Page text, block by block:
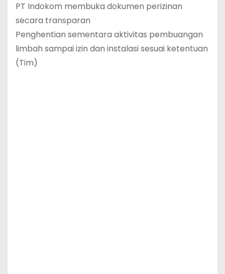
PT Indokom membuka dokumen perizinan
secara transparan
Penghentian sementara aktivitas pembuangan
limbah sampai izin dan instalasi sesuai ketentuan
(Tim)